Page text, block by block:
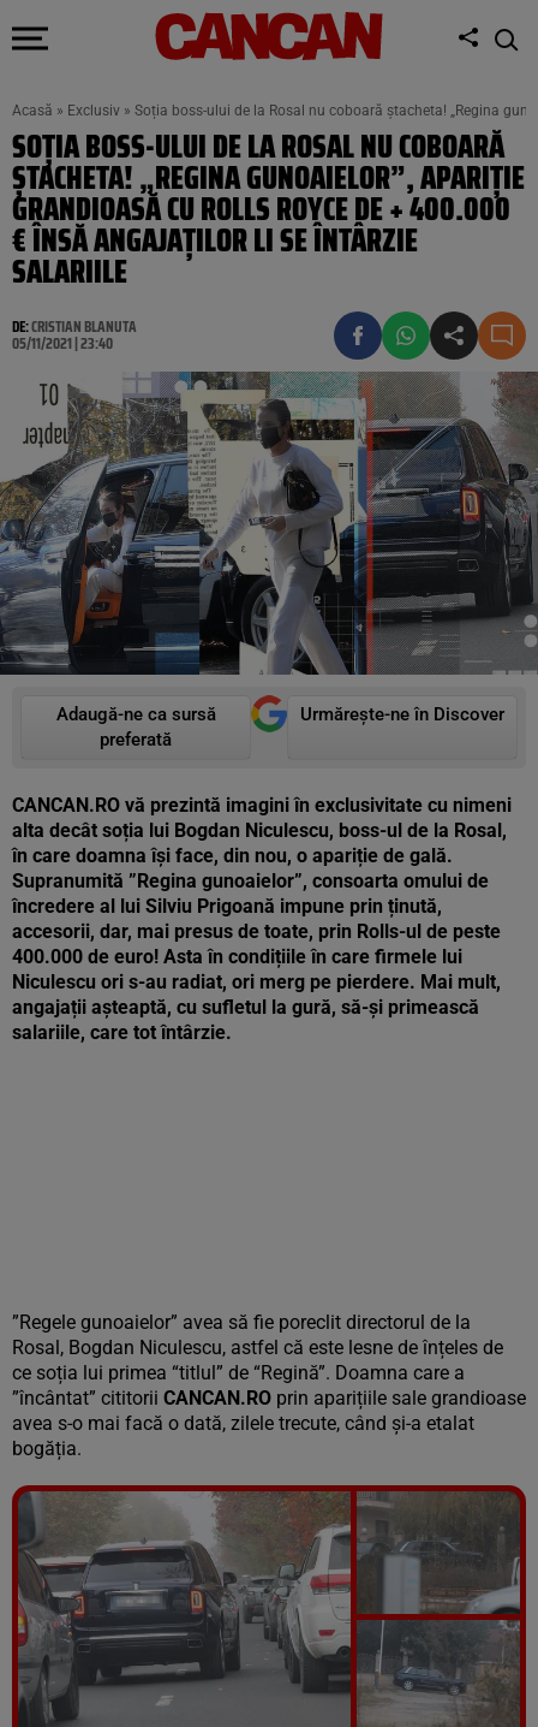
Acasă » Exclusiv » Soția boss-ului de la Rosal nu coboară ștacheta! „Regina
SOȚIA BOSS-ULUI DE LA ROSAL NU COBOARĂ
ȘTACHETA! „REGINA GUNOAIELOR”, APARIȚIE
GRANDIOASĂ CU ROLLS ROYCE DE + 400.000
€ ÎNSĂ ANGAJAȚILOR LI SE ÎNTÂRZIE
SALARIILE
DE:CRISTIAN BLANUTA
05/11/2021 | 23:40
Adaugă-ne ca sursă
preferată
Urmărește-ne în Discover
CANCAN.RO vă prezintă imagini în exclusivitate cu nimeni
alta decât soția lui Bogdan Niculescu, boss-ul de la Rosal,
în care doamna își face, din nou, o apariție de gală.
Supranumită ”Regina gunoaielor”, consoarta omului de
încredere al lui Silviu Prigoană impune prin ținută,
accesorii, dar, mai presus de toate, prin Rolls-ul de peste
400.000 de euro! Asta în condițiile în care firmele lui
Niculescu ori s-au radiat, ori merg pe pierdere. Mai mult,
angajații așteaptă, cu sufletul la gură, să-și primească
salariile, care tot întârzie.
”Regele gunoaielor” avea să fie poreclit directorul de la
Rosal, Bogdan Niculescu, astfel că este lesne de înțeles de
ce soția lui primea “titlul” de “Regină”. Doamna care a
”încântat” cititorii CANCAN.RO prin aparițiile sale grandioase
avea s-o mai facă o dată, zilele trecute, când și-a etalat
bogăția.